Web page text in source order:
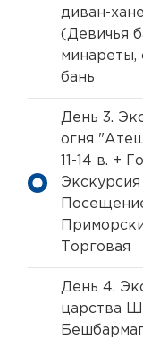
диван-
(Девичья
минареты,
бань
День 3.
огня
11-14 в. +
Торговая
День 4.
царства